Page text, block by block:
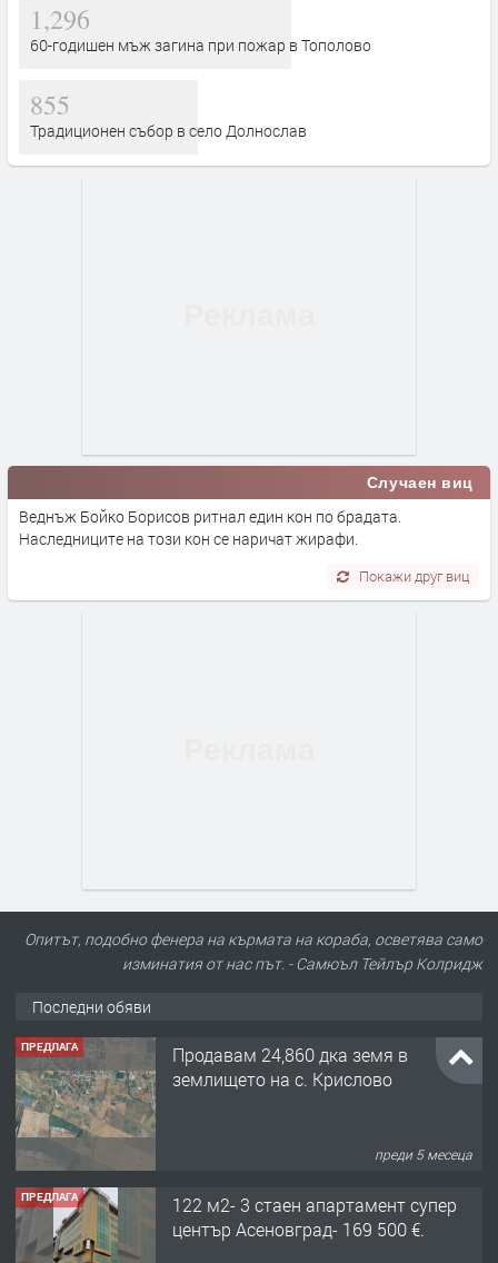
1,296
60-годишен мъж загина при пожар в Тополово
855
Традиционен събор в село Долнослав
Случаен виц
Веднъж Бойко Борисов ритнал един кон по брадата.
Наследниците на този кон се наричат жирафи.
Покажи друг виц
Опитът, подобно фенера на кърмата на кораба, осветява само
изминатия от нас път. - Самюъл Тейлър Колридж
Последни обяви
ПРЕДЛАГА
Продавам 24,860 дка земя в
землището на с. Крислово
преди 5 месеца
ПРЕДЛАГА
122 м2- 3 стаен апартамент супер
център Асеновград- 169 500 €.